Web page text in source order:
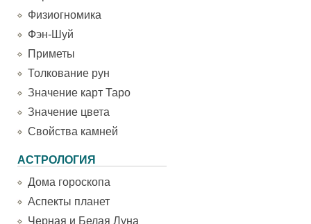
Физиогномика
Фэн-Шуй
Приметы
Толкование рун
Значение карт Таро
Значение цвета
Свойства камней
АСТРОЛОГИЯ
Дома гороскопа
Аспекты планет
Черная и Белая Луна